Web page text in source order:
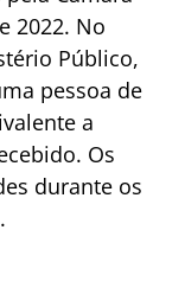
2022. No
Público,
pessoa de
a
Os
durante os